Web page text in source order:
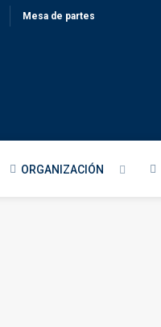
Mesa de partes
ORGANIZACIÓN